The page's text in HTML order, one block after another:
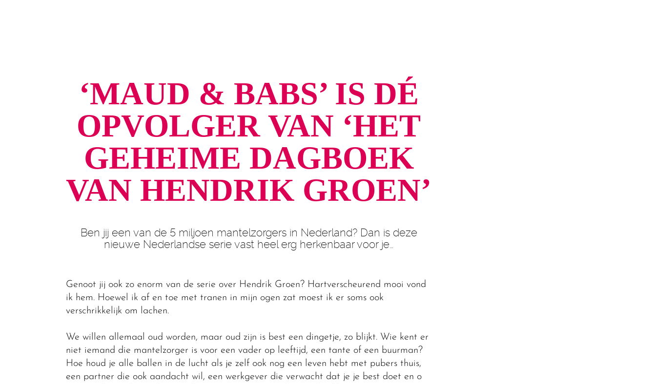
‘MAUD & BABS’ IS DÉ
OPVOLGER VAN ‘HET
GEHEIME DAGBOEK
VAN HENDRIK GROEN’
Ben jij een van de 5 miljoen mantelzorgers in Nederland? Dan is deze
nieuwe Nederlandse serie vast heel erg herkenbaar voor je…
Genoot jij ook zo enorm van de serie over Hendrik Groen? Hartverscheurend mooi vond
ik hem. Hoewel ik af en toe met tranen in mijn ogen zat moest ik er soms ook
verschrikkelijk om lachen.
We willen allemaal oud worden, maar oud zijn is best een dingetje, zo blijkt. Wie kent er
niet iemand die mantelzorger is voor een vader op leeftijd, een tante of een buurman?
Hoe houd je alle ballen in de lucht als je zelf ook nog een leven hebt met pubers thuis,
een partner die ook aandacht wil, een werkgever die verwacht dat je je best doet en o